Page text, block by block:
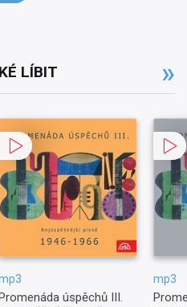
LÍBIT
Promenáda úspěchů III.
mp3